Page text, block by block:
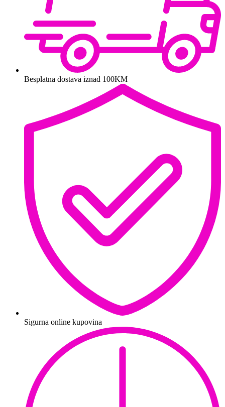
Besplatna dostava iznad 100KM
Sigurna online kupovina